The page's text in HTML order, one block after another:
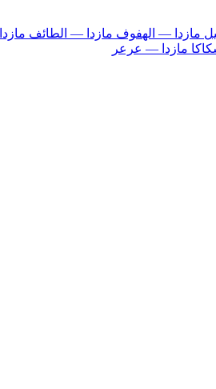
مازدا — الهفوف مازدا — الطائف
مازدا — عرعر